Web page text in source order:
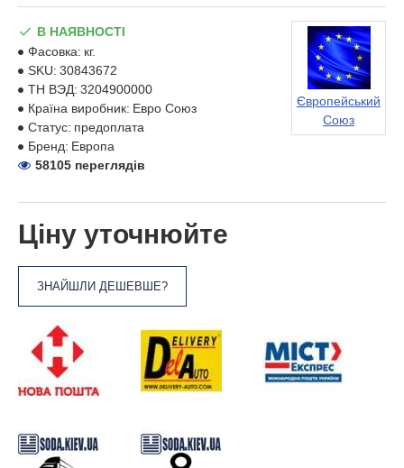
Ціну уточнюйте
ЗНАЙШЛИ ДЕШЕВШЕ?
В НАЯВНОСТІ
Фасовка: кг.
SKU: 30843672
ТН ВЭД: 3204900000
Країна виробник: Евро Союз
Статус: предоплата
Бренд: Европа
Європейський
Союз
58105 переглядів